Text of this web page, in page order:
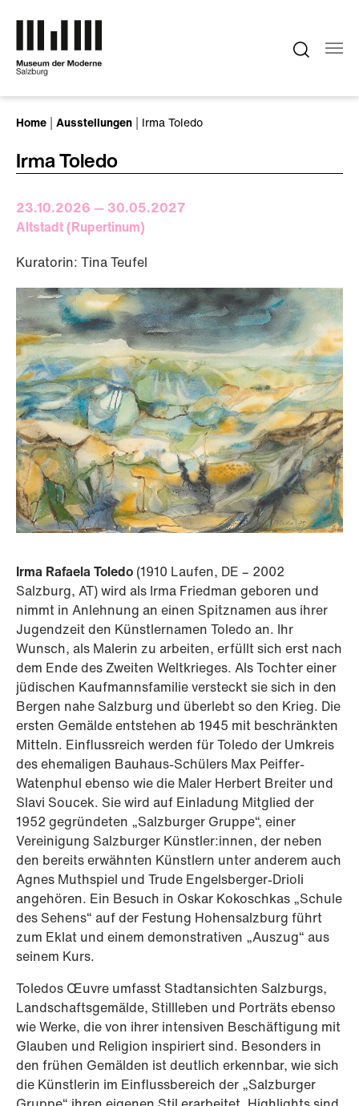
Home Ausstellungen Irma Toledo
Irma Toledo
23.10.2026 — 30.05.2027
Altstadt (Rupertinum)
Kuratorin: Tina Teufel
Irma Rafaela Toledo (1910 Laufen, DE – 2002
Salzburg, AT) wird als Irma Friedman geboren und
nimmt in Anlehnung an einen Spitznamen aus ihrer
Jugendzeit den Künstlernamen Toledo an. Ihr
Wunsch, als Malerin zu arbeiten, erfüllt sich erst nach
dem Ende des Zweiten Weltkrieges. Als Tochter einer
jüdischen Kaufmannsfamilie versteckt sie sich in den
Bergen nahe Salzburg und überlebt so den Krieg. Die
ersten Gemälde entstehen ab 1945 mit beschränkten
Mitteln. Einflussreich werden für Toledo der Umkreis
des ehemaligen Bauhaus-Schülers Max Peiffer-
Watenphul ebenso wie die Maler Herbert Breiter und
Slavi Soucek. Sie wird auf Einladung Mitglied der
1952 gegründeten „Salzburger Gruppe“, einer
Vereinigung Salzburger Künstler:innen, der neben
den bereits erwähnten Künstlern unter anderem auch
Agnes Muthspiel und Trude Engelsberger-Drioli
angehören. Ein Besuch in Oskar Kokoschkas „Schule
des Sehens“ auf der Festung Hohensalzburg führt
zum Eklat und einem demonstrativen „Auszug“ aus
seinem Kurs.
Toledos Œuvre umfasst Stadtansichten Salzburgs,
Landschaftsgemälde, Stillleben und Porträts ebenso
wie Werke, die von ihrer intensiven Beschäftigung mit
Glauben und Religion inspiriert sind. Besonders in
den frühen Gemälden ist deutlich erkennbar, wie sich
die Künstlerin im Einflussbereich der „Salzburger